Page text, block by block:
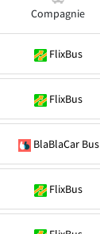
Compagnie
FlixBus
FlixBus
BlaBlaCar Bus
FlixBus